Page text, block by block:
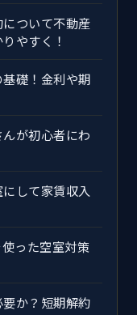
ついて不動産
やすく！
礎！金利や期
が初心者にわ
して家賃収入
った空室対策
か？短期解約